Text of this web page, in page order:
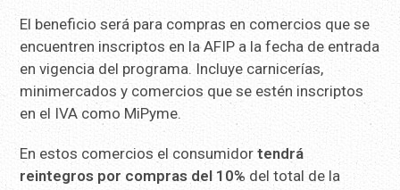
El beneficio será para compras en comercios que se
encuentren inscriptos en la AFIP a la fecha de entrada
en vigencia del programa. Incluye carnicerías,
minimercados y comercios que se estén inscriptos
en el IVA como MiPyme.
En estos comercios el consumidor tendrá
reintegros por compras del 10% del total de la